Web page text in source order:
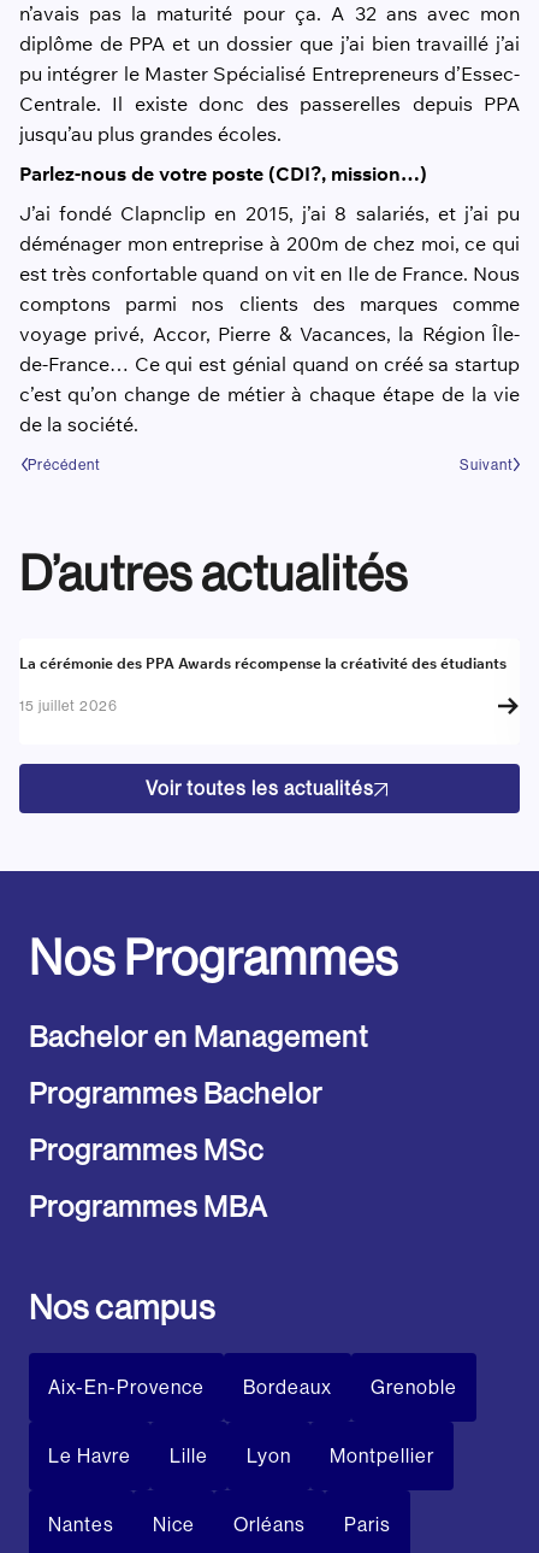
n’avais pas la maturité pour ça. A 32 ans avec mon
diplôme de PPA et un dossier que j’ai bien travaillé j’ai
pu intégrer le Master Spécialisé Entrepreneurs d’Essec-
Centrale. Il existe donc des passerelles depuis PPA
jusqu’au plus grandes écoles.
Parlez-nous de votre poste (CDI?, mission…)
J’ai fondé Clapnclip en 2015, j’ai 8 salariés, et j’ai pu
déménager mon entreprise à 200m de chez moi, ce qui
est très confortable quand on vit en Ile de France. Nous
comptons parmi nos clients des marques comme
voyage privé, Accor, Pierre & Vacances, la Région Île-
de-France… Ce qui est génial quand on créé sa startup
c’est qu’on change de métier à chaque étape de la vie
de la société.
Précédent Suivant
D’autres actualités
Actualité
La cérémonie des PPA Awards récompense la créativité des étudiants
15 juillet 2026
Voir toutes les actualités
Nos Programmes
Bachelor en Management
Programmes Bachelor
Programmes MSc
Programmes MBA
Nos campus
Aix-En-Provence Bordeaux Grenoble
Le Havre Lille Lyon Montpellier
Nantes Nice Orléans Paris